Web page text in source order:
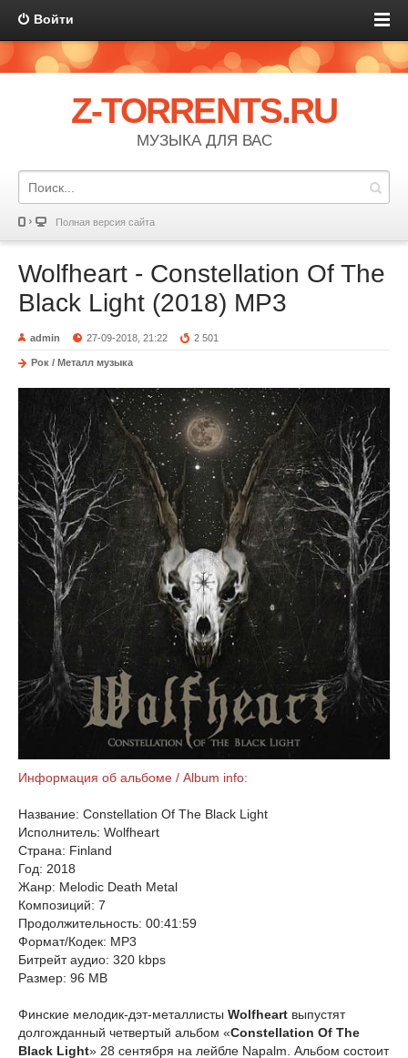
Войти
Z-TORRENTS.RU
МУЗЫКА ДЛЯ ВАС
Полная версия сайта
Wolfheart - Constellation Of The
Black Light (2018) MP3
admin 27-09-2018, 21:22 2 501
Рок / Металл музыка
Информация об альбоме / Album info:
Название: Constellation Of The Black Light
Исполнитель: Wolfheart
Страна: Finland
Год: 2018
Жанр: Melodic Death Metal
Композиций: 7
Продолжительность: 00:41:59
Формат/Кодек: MP3
Битрейт аудио: 320 kbps
Размер: 96 MB
Финские мелодик-дэт-металлисты Wolfheart выпустят
долгожданный четвертый альбом «Constellation Of The
Black Light» 28 сентября на лейбле Napalm. Альбом состоит